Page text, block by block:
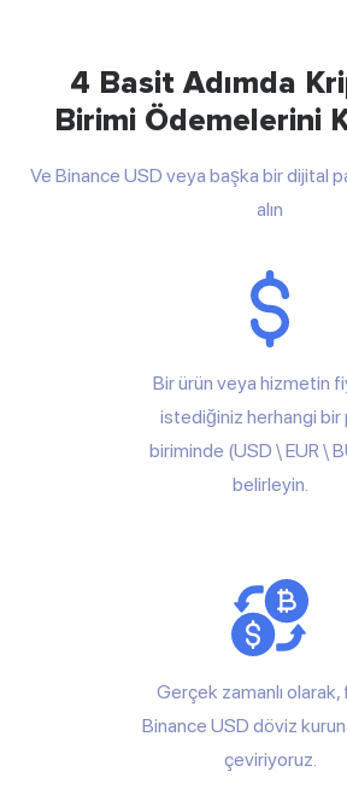
4 Basit Adımda
Birimi Ödemelerini
Ve Binance USD veya başka bir dijital
alın
Bir ürün veya hizmetin
istediğiniz herhangi bir
biriminde (USD \ EUR \
belirleyin.
Gerçek zamanlı olarak,
Binance USD döviz
çeviriyoruz.